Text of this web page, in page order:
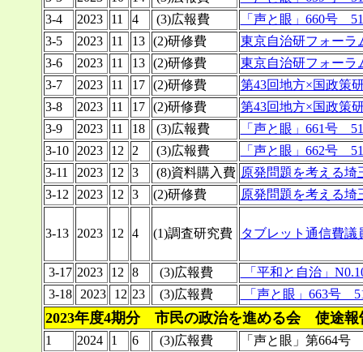
3-4
2023 11 4 (3)広報費
「声と眼」660号
3-5
2023 11 13 (2)研修費
東京自治研フォーラ
3-6
2023 11 13 (2)研修費
東京自治研フォーラ
3-7
2023 11 17 (2)研修費
第43回地方×国政策
3-8
2023 11 17 (2)研修費
第43回地方×国政策
3-9
2023 11 18 (3)広報費
「声と眼」661号
3-10
2023 12 2 (3)広報費
「声と眼」662号
3-11
2023 12 3 (8)資料購入費 原発問題を考える
3-12
2023 12 3 (2)研修費 原発問題を考える
3-13 2023 12 4 (1)調査研究費 タブレット通信費議
3-17 2023 12 8 (3)広報費
「平和と自治」
3-18
2023 12 23 (3)広報費 「声と眼」663号
2023年度4期分 市民の政治を進める会 使途報
1 2024 1 6 (3)広報費
「声と眼」第664号